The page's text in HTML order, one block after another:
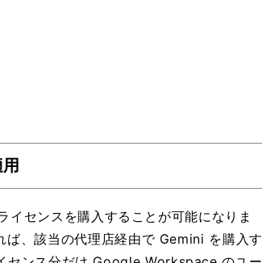
センスを購入することが可能になりま
、該当の代理店経由で Gemini を購入す